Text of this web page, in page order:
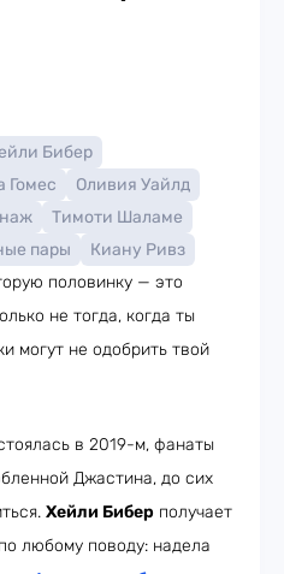
Бибер
Гомес
Оливия Уайлд
Тимоти Шаламе
пары
Киану Ривз
половинку — это
не тогда, когда ты
могут не одобрить твой
в 2019-м, фанаты
Джастина, до сих
Хейли Бибер получает
любому поводу: надела